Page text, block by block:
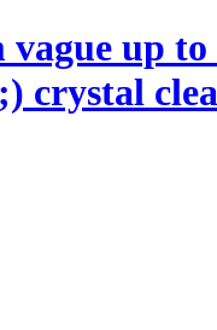
crystal